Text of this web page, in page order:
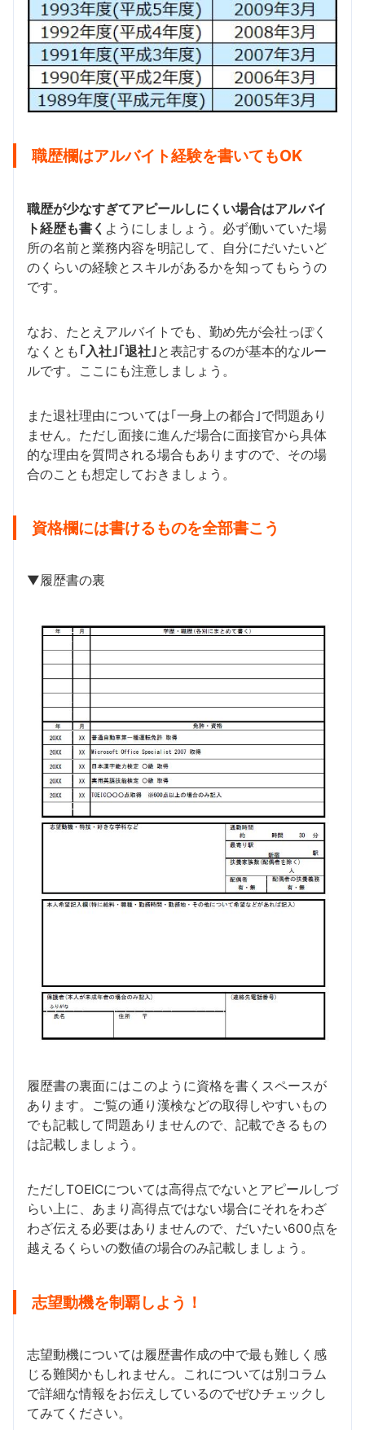
職歴欄はアルバイト経験を書いてもOK
職歴が少なすぎてアピールしにくい場合はアルバイ
ト経歴も書く ようにしましょう。必ず働いていた場
所の名前と業務内容を明記して、自分にだいたいど
のくらいの経験とスキルがあるかを知ってもらうの
です。
なお、たとえアルバイトでも、勤め先が会社っぽく
なくとも ｢入社｣｢退社｣と表記するのが基本的なルー
ルです。ここにも注意しましょう。
また退社理由については｢一身上の都合｣で問題あり
ません。ただし面接に進んだ場合に面接官から具体
的な理由を質問される場合もありますので、その場
合のことも想定しておきましょう。
資格欄には書けるものを全部書こう
▼履歴書の裏
履歴書の裏面にはこのように資格を書くスペースが
あります。ご覧の通り漢検などの取得しやすいもの
でも記載して問題ありませんので、記載できるもの
は記載しましょう。
ただしTOEICについては高得点でないとアピールしづ
らい上に、あまり高得点ではない場合にそれをわざ
わざ伝える必要はありませんので、だいたい600点を
越えるくらいの数値の場合のみ記載しましょう。
志望動機を制覇しよう！
志望動機については履歴書作成の中で最も難しく感
じる難関かもしれません。これについては別コラム
で詳細な情報をお伝えしているのでぜひチェックし
てみてください。